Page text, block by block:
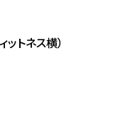
トネス横）